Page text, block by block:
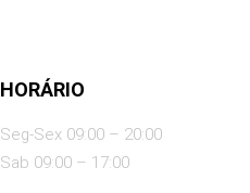
HORÁRIO
Seg-Sex 09:00 – 20:00
Sab 09:00 – 17:00